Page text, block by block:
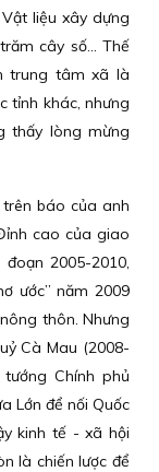
liệu xây dựng
cây số... Thế
trung tâm xã là
tỉnh khác, nhưng
thấy lòng mừng
báo của anh
cao của giao
2005-2010,
ước” năm 2009
thôn. Nhưng
Cà Mau (2008-
Chính phủ
Lớn để nối Quốc
kinh tế - xã hội
là chiến lược để